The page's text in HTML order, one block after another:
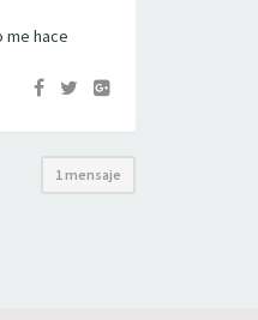
me hace
1 mensaje